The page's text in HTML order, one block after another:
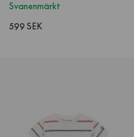
Svanenmärkt
599 SEK